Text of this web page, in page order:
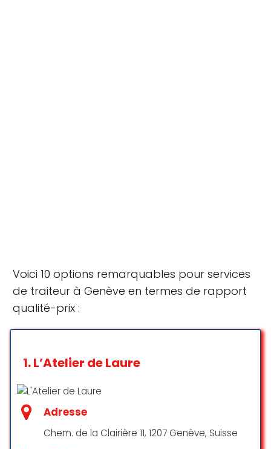
Voici 10 options remarquables pour services
de traiteur à Genève en termes de rapport
qualité-prix :
1.L’Atelier de Laure
Adresse
Chem. de la Clairière 11, 1207 Genève, Suisse